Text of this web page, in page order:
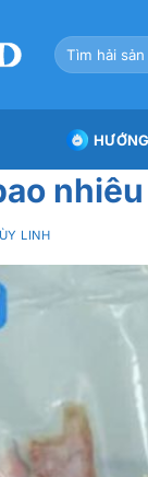
Tìm
kiếm:
LINH